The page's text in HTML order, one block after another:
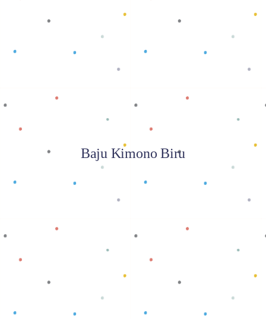
Baca selengkapnya
Baju Kimono Biru
Baca selengkapnya